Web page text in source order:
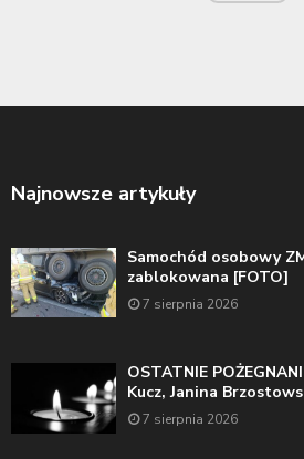
Najnowsze artykuły
Samochód osobowy
zablokowana [FOTO]
7 sierpnia 2026
OSTATNIE
Kucz, Janina
7 sierpnia 2026